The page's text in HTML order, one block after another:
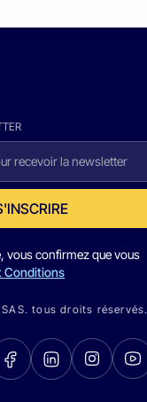
vous confirmez que vous
Conditions
tous droits réservés.